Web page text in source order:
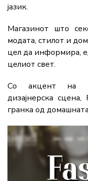
јазик.
Магазинот што
модата, стилот и
цел да информира,
целиот свет.
Со акцент на
дизајнерска сцена,
гранка од